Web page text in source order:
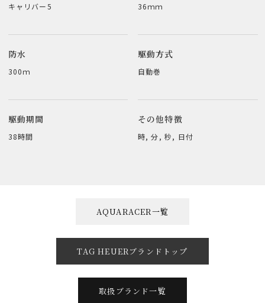
キャリバー5 36ｍｍ
防水
300ｍ
駆動方式
自動巻
駆動期間
38時間
その他特徴
時, 分, 秒, 日付
AQUARACER一覧
TAG HEUERブランドトップ
取扱ブランド一覧